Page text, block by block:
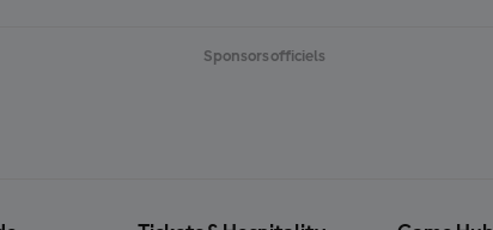
Sponsors officiels